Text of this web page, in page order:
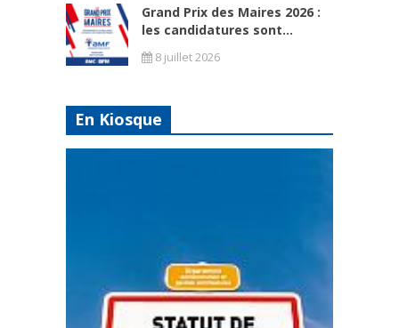
Grand Prix des Maires 2026 :
les candidatures sont...
8 juillet 2026
En Kiosque